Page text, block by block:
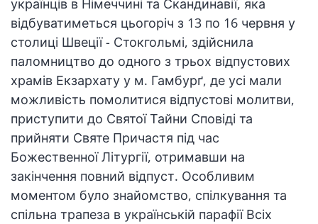
українців в Німеччині та Скандинавії, яка
відбуватиметься цьогоріч з 13 по 16 червня у
столиці Швеції - Стокгольмі, здійснила
паломництво до одного з трьох відпустових
храмів Екзархату у м. Гамбурґ, де усі мали
можливість помолитися відпустові молитви,
приступити до Святої Тайни Сповіді та
прийняти Святе Причастя під час
Божественної Літургії, отримавши на
закінчення повний відпуст. Особливим
моментом було знайомство, спілкування та
спільна трапеза в українській парафії Всіх